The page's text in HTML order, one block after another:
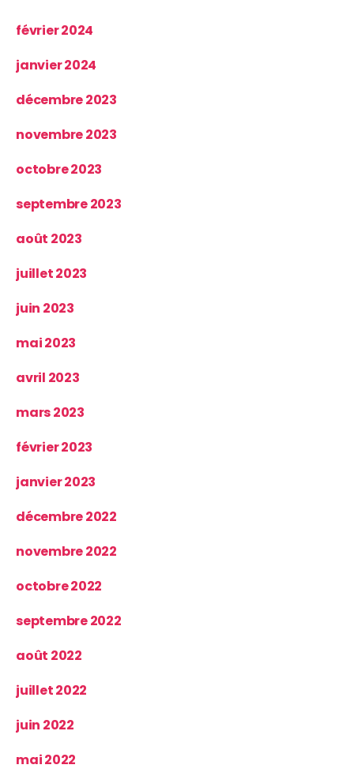
février 2024
janvier 2024
décembre 2023
novembre 2023
octobre 2023
septembre 2023
août 2023
juillet 2023
juin 2023
mai 2023
avril 2023
mars 2023
février 2023
janvier 2023
décembre 2022
novembre 2022
octobre 2022
septembre 2022
août 2022
juillet 2022
juin 2022
mai 2022